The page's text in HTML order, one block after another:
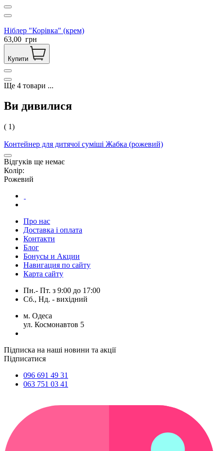
Ніблер "Корівка" (крем)
63,00 грн
Купити
Ще 4 товари ...
Ви дивилися
( 1)
Контейнер для дитячої суміші Жабка (рожевий)
Відгуків ще немає
Колір:
Рожевий
Про нас
Доставка і оплата
Контакти
Блог
Бонусы и Акции
Навигация по сайту
Карта сайту
Пн.- Пт. з 9:00 до 17:00
Сб., Нд. - вихідний
м. Одеса
ул. Космонавтов 5
Підписка на наші новини та акції
Підписатися
096 691 49 31
063 751 03 41